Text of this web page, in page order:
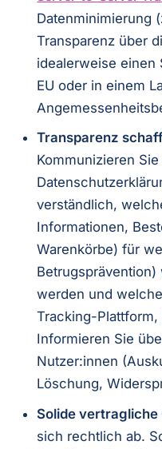
Datenminimierung
Transparenz über
idealerweise einen
EU oder in einem
Transparenz
Kommunizieren
verständlich,
Informationen,
Warenkörbe) für
werden und
Tracking-
Informieren Sie
Nutzer:innen
Löschung,
Solide vertragliche
sich rechtlich ab.